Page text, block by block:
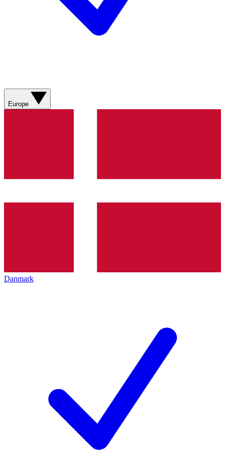
Europe
Danmark